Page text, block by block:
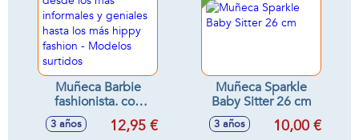
Muñeca Barbie
fashionista. con
looks desde los
más informales y
3 años 12,95 €
Muñeca Sparkle
Baby Sitter 26 cm
3 años 10,00 €